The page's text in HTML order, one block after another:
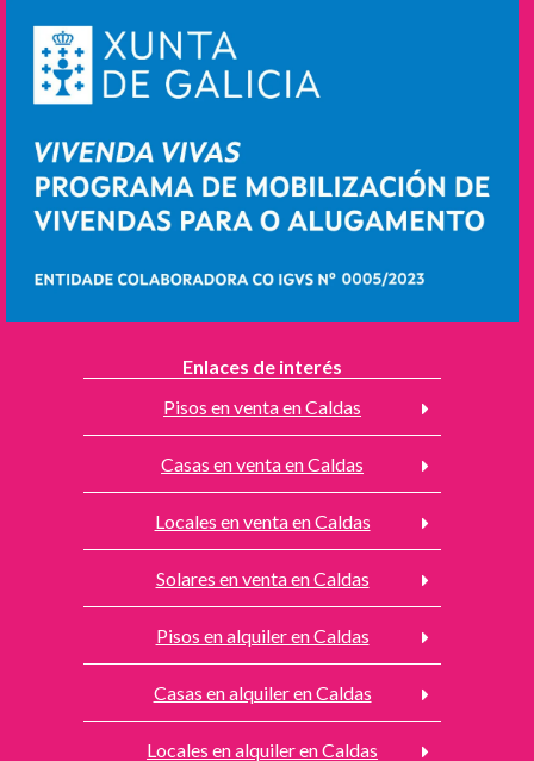
Enlaces de interés
Pisos en venta en Caldas
Casas en venta en Caldas
Locales en venta en Caldas
Solares en venta en Caldas
Pisos en alquiler en Caldas
Casas en alquiler en Caldas
Locales en alquiler en Caldas